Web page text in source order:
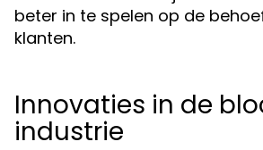
beter in te spelen op de
klanten.
Innovaties in de
industrie